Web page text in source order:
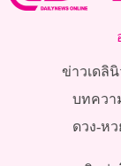
ข่าวเดลิ
บทควา
ดวง-หว